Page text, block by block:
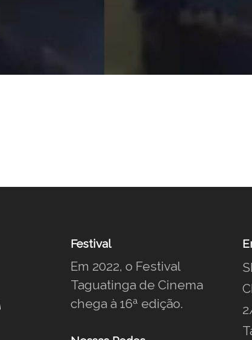
Festival
Em 2022, o Festival
Taguatinga de Cinema
chega à 16ª edição.